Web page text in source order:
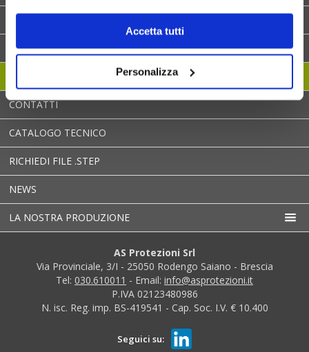
Accetta tutti
Personalizza
AS Protezioni Srl
Via Provinciale, 3/I - 25050 Rodengo Saiano - Brescia
Tel: 030.610011 - Email: info@asprotezioni.it
P.IVA 02123480986
N. isc. Reg. imp. BS-419541 - Cap. Soc. I.V. € 10.400
Seguici su:
MATERIALI E FINITURE
MESSA A NORMA MACCHINARI
CONTATTI
CATALOGO TECNICO
RICHIEDI FILE .STEP
NEWS
LA NOSTRA PRODUZIONE